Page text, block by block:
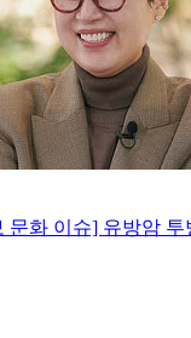
문화 이슈] 유방암